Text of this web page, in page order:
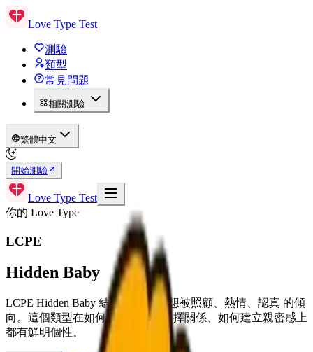
Love Type Test
測驗
類型
常見問題
相關測驗
繁體中文
開始測驗
Love Type Test
你的 Love Type
LCPE
Hidden Baby
LCPE Hidden Baby 結合了 主導、想被照顧、熱情、認真 的傾
向。這個類型在如何愛人、如何選擇關係、如何建立親密感上
都有鮮明個性。